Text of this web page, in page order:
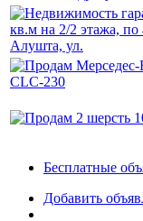
Бесплатные
Добавить